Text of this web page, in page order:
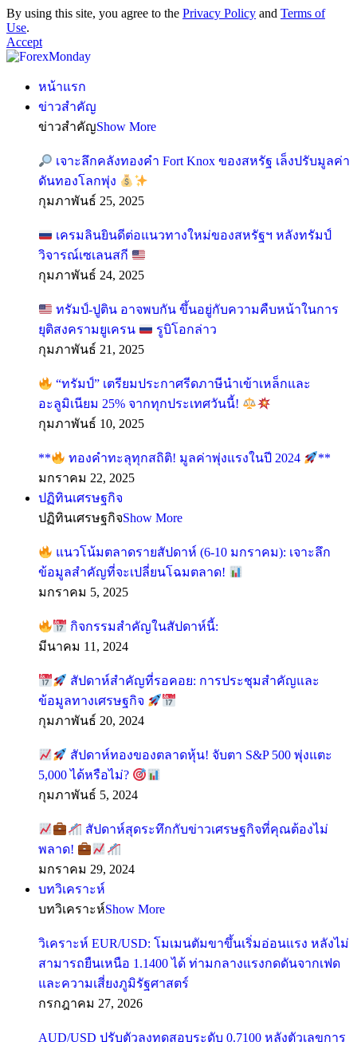
By using this site, you agree to the Privacy Policy and Terms of
Use.
Accept
หน้าแรก
ข่าวสำคัญ
ข่าวสำคัญShow More
เจาะลึกคลังทองคำ Fort Knox ของสหรัฐ เล็งปรับมูลค่า
ดันทองโลกพุ่ง
กุมภาพันธ์ 25, 2025
เครมลินยินดีต่อแนวทางใหม่ของสหรัฐฯ หลังทรัมป์
วิจารณ์เซเลนสกี
กุมภาพันธ์ 24, 2025
ทรัมป์-ปูติน อาจพบกัน ขึ้นอยู่กับความคืบหน้าในการ
ยุติสงครามยูเครน
รูบิโอกล่าว
กุมภาพันธ์ 21, 2025
“ทรัมป์” เตรียมประกาศรีดภาษีนำเข้าเหล็กและ
อะลูมิเนียม 25% จากทุกประเทศวันนี้!
กุมภาพันธ์ 10, 2025
** ทองคำทะลุทุกสถิติ! มูลค่าพุ่งแรงในปี 2024
**
มกราคม 22, 2025
ปฏิทินเศรษฐกิจ
ปฏิทินเศรษฐกิจShow More
แนวโน้มตลาดรายสัปดาห์ (6-10 มกราคม): เจาะลึก
ข้อมูลสำคัญที่จะเปลี่ยนโฉมตลาด!
มกราคม 5, 2025
กิจกรรมสำคัญในสัปดาห์นี้:
มีนาคม 11, 2024
สัปดาห์สำคัญที่รอคอย: การประชุมสำคัญและ
ข้อมูลทางเศรษฐกิจ
กุมภาพันธ์ 20, 2024
สัปดาห์ทองของตลาดหุ้น! จับตา S&P 500 พุ่งแตะ
5,000 ได้หรือไม่?
กุมภาพันธ์ 5, 2024
สัปดาห์สุดระทึกกับข่าวเศรษฐกิจที่คุณต้องไม่
พลาด!
มกราคม 29, 2024
บทวิเคราะห์
บทวิเคราะห์Show More
วิเคราะห์ EUR/USD: โมเมนตัมขาขึ้นเริ่มอ่อนแรง หลังไม่
สามารถยืนเหนือ 1.1400 ได้ ท่ามกลางแรงกดดันจากเฟด
และความเสี่ยงภูมิรัฐศาสตร์
กรกฎาคม 27, 2026
AUD/USD ปรับตัวลงทดสอบระดับ 0.7100 หลังตัวเลขการ